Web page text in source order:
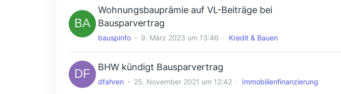
Wohnungsbauprämie auf VL-Beiträge bei
Bausparvertrag
bauspinfo 9. März 2023 um 13:46 Kredit & Bauen
BHW kündigt Bausparvertrag
dfahren 25. November 2021 um 12:42 Immobilienfinanzierung